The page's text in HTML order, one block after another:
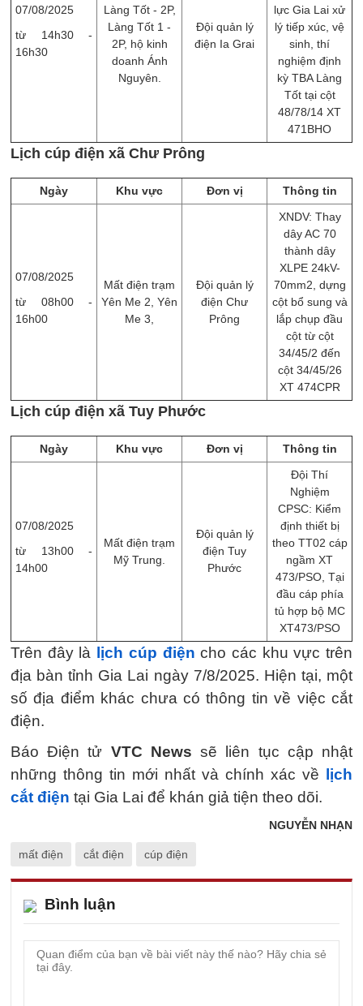
07/08/2025
từ 14h30 -
16h30
Làng Tốt - 2P,
Làng Tốt 1 -
2P, hộ kinh
doanh Ánh
Nguyên.
Đội quản lý
điện Ia Grai
lực Gia Lai xử
lý tiếp xúc, vệ
sinh, thí
nghiệm định
kỳ TBA Làng
Tốt tại cột
48/78/14 XT
471BHO
Lịch cúp điện xã Chư Prông
Ngày Khu vực Đơn vị Thông tin
07/08/2025
từ 08h00 -
16h00
Mất điện trạm
Yên Me 2, Yên
Me 3,
Đội quản lý
điện Chư
Prông
XNDV: Thay
dây AC 70
thành dây
XLPE 24kV-
70mm2, dựng
cột bổ sung và
lắp chụp đầu
cột từ cột
34/45/2 đến
cột 34/45/26
XT 474CPR
Lịch cúp điện xã Tuy Phước
Ngày Khu vực Đơn vị Thông tin
07/08/2025
từ 13h00 -
14h00
Mất điện trạm
Mỹ Trung.
Đội quản lý
điện Tuy
Phước
Đội Thí
Nghiệm
CPSC: Kiểm
định thiết bị
theo TT02 cáp
ngầm XT
473/PSO, Tại
đầu cáp phía
tủ hợp bộ MC
XT473/PSO
Trên đây là lịch cúp điện cho các khu vực trên
địa bàn tỉnh Gia Lai ngày 7/8/2025. Hiện tại, một
số địa điểm khác chưa có thông tin về việc cắt
điện.
Báo Điện tử VTC News sẽ liên tục cập nhật
những thông tin mới nhất và chính xác về
lịch
cắt điện tại Gia Lai để khán giả tiện theo dõi.
NGUYỄN NHẠN
mất điện cắt điện cúp điện
Bình luận